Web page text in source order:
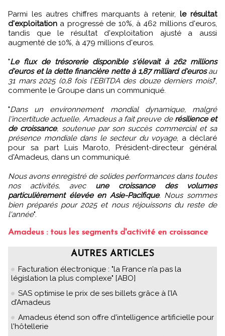
Parmi les autres chiffres marquants à retenir, le résultat
d'exploitation a progressé de 10%, à 462 millions d'euros,
tandis que le résultat d'exploitation ajusté a aussi
augmenté de 10%, à 479 millions d'euros.
"Le flux de trésorerie disponible s'élevait à 262 millions
d'euros et la dette financière nette à 1,87 milliard d'eurosau
31 mars 2025 (0,8 fois l'EBITDA des douze derniers mois)",
commente le Groupe dans un communiqué.
"Dans un environnement mondial dynamique, malgré
l'incertitude actuelle, Amadeus a fait preuve de résilience et
de croissance, soutenue par son succès commercial et sa
présence mondiale dans le secteur du voyage, a déclaré
pour sa part Luis Maroto, Président-directeur général
d'Amadeus, dans un communiqué.
Nous avons enregistré de solides performances dans toutes
nos activités, avec une croissance des volumes
particulièrement élevée en Asie-Pacifique. Nous sommes
bien préparés pour 2025 et nous réjouissons du reste de
l'année".
Amadeus : tous les segments d'activité en croissance
AUTRES ARTICLES
Facturation électronique : "la France n’a pas la
législation la plus complexe" [ABO]
SAS optimise le prix de ses billets grâce à l’IA
d’Amadeus
Amadeus étend son offre d'intelligence artificielle pour
l'hôtellerie